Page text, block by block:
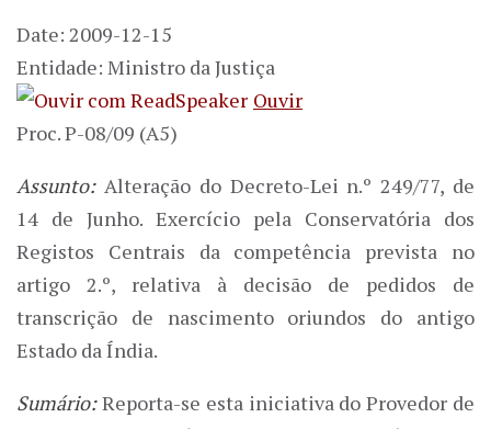
Date: 2009-12-15
Entidade: Ministro da Justiça
Ouvir
Proc. P-08/09 (A5)
Assunto: Alteração do Decreto-Lei n.º 249/77, de
14 de Junho. Exercício pela Conservatória dos
Registos Centrais da competência prevista no
artigo 2.º, relativa à decisão de pedidos de
transcrição de nascimento oriundos do antigo
Estado da Índia.
Sumário:Reporta-se esta iniciativa do Provedor de